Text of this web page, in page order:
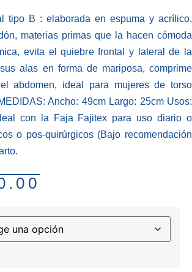
tipo B : elaborada en espuma y acrílico,
materias primas que la hacen cómoda
evita el quiebre frontal y lateral de la
alas en forma de mariposa, comprime
el abdomen, ideal para mujeres de torso
Ancho: 49cm Largo: 25cm Usos:
con la Faja Fajitex para uso diario o
o pos-quirúrgicos (Bajo recomendación